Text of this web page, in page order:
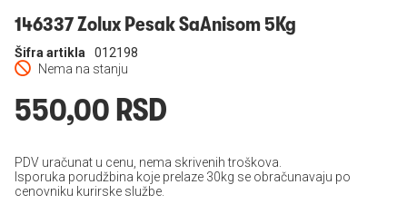
146337 Zolux Pesak SaAnisom 5Kg
Nema na stanju
Šifra artikla 012198
550,00 RSD
PDV uračunat u cenu, nema skrivenih troškova.
Isporuka porudžbina koje prelaze 30kg se obračunavaju po
cenovniku kurirske službe.